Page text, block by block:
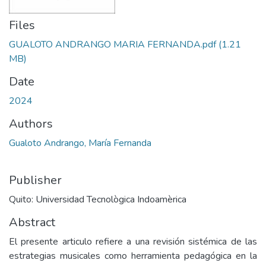
Files
GUALOTO ANDRANGO MARIA FERNANDA.pdf(1.21
MB)
Date
2024
Authors
Gualoto Andrango, María Fernanda
Publisher
Quito: Universidad Tecnològica Indoamèrica
Abstract
El presente articulo refiere a una revisión sistémica de las
estrategias musicales como herramienta pedagógica en la